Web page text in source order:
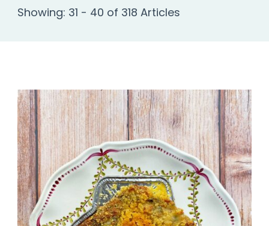
Showing: 31 - 40 of 318 Articles